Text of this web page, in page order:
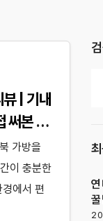
| 기내
써본 후
가방을
이 충분한
에서 편